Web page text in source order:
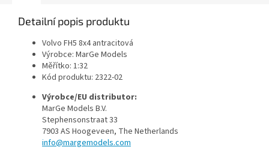
Detailní popis produktu
Volvo FH5 8x4 antracitová
Výrobce: MarGe Models
Měřítko: 1:32
Kód produktu: 2322-02
Výrobce/EU distributor:
MarGe Models B.V.
Stephensonstraat 33
7903 AS Hoogeveen, The Netherlands
info@margemodels.com